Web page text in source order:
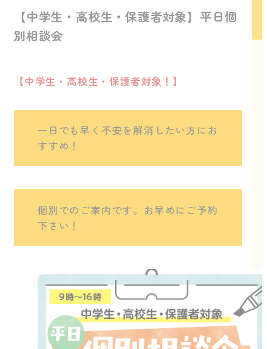
【中学生・高校生・保護者対象】平日個
別相談会
【中学生・高校生・保護者対象！】
一日でも早く不安を解消したい方にお
すすめ！
個別でのご案内です。お早めにご予約
下さい！